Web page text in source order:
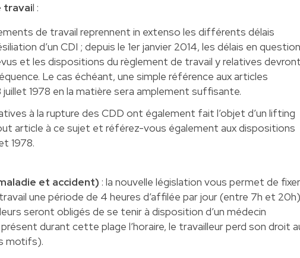
travail :
de travail reprennent in extenso les différents délais
d’un CDI ; depuis le 1er janvier 2014, les délais en
et les dispositions du règlement de travail y relatives
Le cas échéant, une simple référence aux articles
1978 en la matière sera amplement suffisante.
à la rupture des CDD ont également fait l’objet d’un lifting
article à ce sujet et référez-vous également aux dispositions
1978.
et accident) : la nouvelle législation vous permet de fixer
une période de 4 heures d’affilée par jour (entre 7h et 20h)
seront obligés de se tenir à disposition d’un médecin
durant cette plage l’horaire, le travailleur perd son droit
motifs).